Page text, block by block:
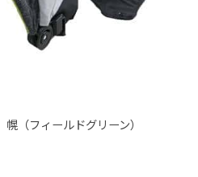
（フィールドグリーン）